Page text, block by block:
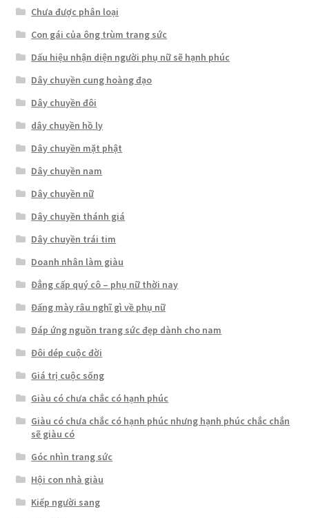
Chưa được phân loại
Con gái của ông trùm trang sức
Dấu hiệu nhận diện người phụ nữ sẽ hạnh phúc
Dây chuyền cung hoàng đạo
Dây chuyền đôi
dây chuyền hồ ly
Dây chuyền mặt phật
Dây chuyền nam
Dây chuyền nữ
Dây chuyền thánh giá
Dây chuyền trái tim
Doanh nhân làm giàu
Đẳng cấp quý cô – phụ nữ thời nay
Đấng mày râu nghĩ gì về phụ nữ
Đáp ứng nguồn trang sức đẹp dành cho nam
Đôi dép cuộc đời
Giá trị cuộc sống
Giàu có chưa chắc có hạnh phúc
Giàu có chưa chắc có hạnh phúc nhưng hạnh phúc chắc chắn
sẽ giàu có
Góc nhìn trang sức
Hội con nhà giàu
Kiếp người sang